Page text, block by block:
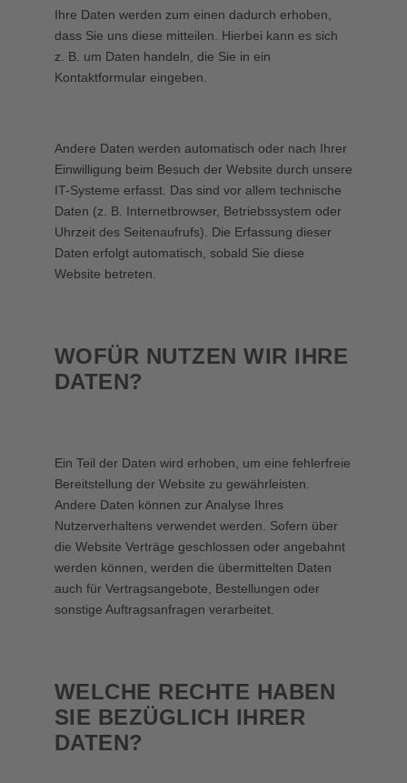
Ihre Daten werden zum einen dadurch erhoben,
dass Sie uns diese mitteilen. Hierbei kann es sich
z. B. um Daten handeln, die Sie in ein
Kontaktformular eingeben.
Andere Daten werden automatisch oder nach Ihrer
Einwilligung beim Besuch der Website durch unsere
IT-Systeme erfasst. Das sind vor allem technische
Daten (z. B. Internetbrowser, Betriebssystem oder
Uhrzeit des Seitenaufrufs). Die Erfassung dieser
Daten erfolgt automatisch, sobald Sie diese
Website betreten.
WOFÜR NUTZEN WIR IHRE
DATEN?
Ein Teil der Daten wird erhoben, um eine fehlerfreie
Bereitstellung der Website zu gewährleisten.
Andere Daten können zur Analyse Ihres
Nutzerverhaltens verwendet werden. Sofern über
die Website Verträge geschlossen oder angebahnt
werden können, werden die übermittelten Daten
auch für Vertragsangebote, Bestellungen oder
sonstige Auftragsanfragen verarbeitet.
WELCHE RECHTE HABEN
SIE BEZÜGLICH IHRER
DATEN?